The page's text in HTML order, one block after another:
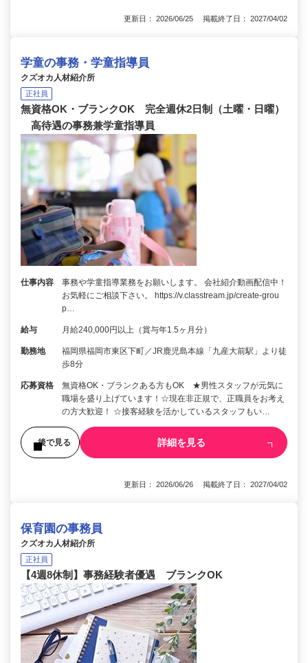
更新日： 2026/06/25 掲載終了日： 2027/04/02
学童の事務・学童指導員
クズオカ人材紹介所
正社員
無資格OK・ブランクOK 完全週休2日制（土曜・日曜）
高待遇の事務兼学童指導員
仕事内容
事務や学童指導業務をお願いします。 会社紹介動画配信中！
お気軽にご相談下さい。 https://v.classtream.jp/create-grou
p…
給与 月給240,000円以上（賞与年1.5ヶ月分）
勤務地
福岡県福岡市東区下町／JR鹿児島本線「九産大前駅」より徒
歩8分
応募資格
無資格OK・ブランクある方もOK ★男性スタッフが元気に
職場を盛り上げています！☆現在非正規で、正職員をお考え
の方大歓迎！ ☆接客経験を活かしているスタッフもい…
後で見る 詳細を見る
更新日： 2026/06/26 掲載終了日： 2027/04/02
保育園の事務員
クズオカ人材紹介所
正社員
【4週8休制】事務経験者優遇 ブランクOK